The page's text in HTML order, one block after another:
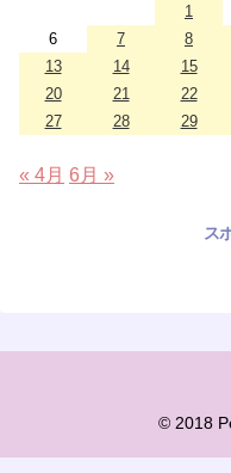
1
6
7 8
13
14 15
20
21 22
27
28 29
« 4月 6月 »
ス
© 2018